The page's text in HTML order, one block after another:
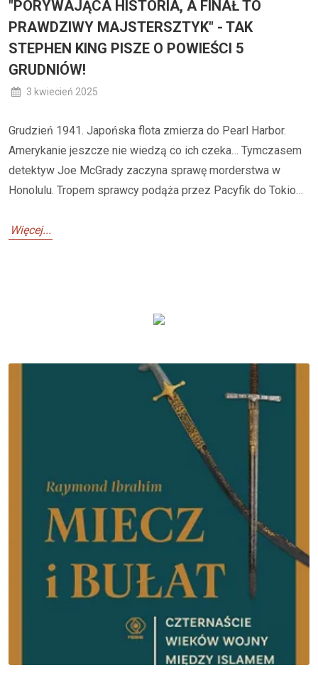
"PORYWAJĄCA HISTORIA, A FINAŁ TO
PRAWDZIWY MAJSTERSZTYK" - TAK
STEPHEN KING PISZE O POWIEŚCI 5
GRUDNIÓW!
3 kwiecień 2025
Grudzień 1941. Japońska flota zmierza do Pearl Harbor.
Amerykanie jeszcze nie wiedzą co ich czeka… Tymczasem
detektyw Joe McGrady zaczyna sprawę morderstwa w
Honolulu. Tropem sprawcy podąża przez Pacyfik do Tokio…
Więcej...